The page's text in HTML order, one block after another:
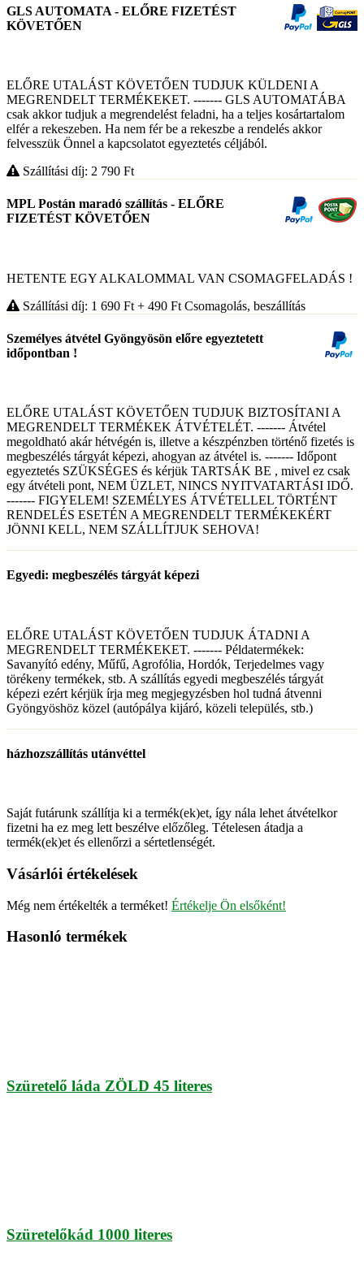
GLS AUTOMATA - ELŐRE FIZETÉST
KÖVETŐEN
ELŐRE UTALÁST KÖVETŐEN TUDJUK KÜLDENI A
MEGRENDELT TERMÉKEKET. ------- GLS AUTOMATÁBA
csak akkor tudjuk a megrendelést feladni, ha a teljes kosártartalom
elfér a rekeszeben. Ha nem fér be a rekeszbe a rendelés akkor
felvesszük Önnel a kapcsolatot egyeztetés céljából.
Szállítási díj: 2 790 Ft
MPL Postán maradó szállítás - ELŐRE
FIZETÉST KÖVETŐEN
HETENTE EGY ALKALOMMAL VAN CSOMAGFELADÁS !
Szállítási díj: 1 690 Ft + 490 Ft Csomagolás, beszállítás
Személyes átvétel Gyöngyösön előre egyeztetett
időpontban !
ELŐRE UTALÁST KÖVETŐEN TUDJUK BIZTOSÍTANI A
MEGRENDELT TERMÉKEK ÁTVÉTELÉT. ------- Átvétel
megoldható akár hétvégén is, illetve a készpénzben történő fizetés is
megbeszélés tárgyát képezi, ahogyan az átvétel is. ------- Időpont
egyeztetés SZÜKSÉGES és kérjük TARTSÁK BE , mivel ez csak
egy átvételi pont, NEM ÜZLET, NINCS NYITVATARTÁSI IDŐ.
------- FIGYELEM! SZEMÉLYES ÁTVÉTELLEL TÖRTÉNT
RENDELÉS ESETÉN A MEGRENDELT TERMÉKEKÉRT
JÖNNI KELL, NEM SZÁLLÍTJUK SEHOVA!
Egyedi: megbeszélés tárgyát képezi
ELŐRE UTALÁST KÖVETŐEN TUDJUK ÁTADNI A
MEGRENDELT TERMÉKEKET. ------- Példatermékek:
Savanyító edény, Műfű, Agrofólia, Hordók, Terjedelmes vagy
törékeny termékek, stb. A szállítás egyedi megbeszélés tárgyát
képezi ezért kérjük írja meg megjegyzésben hol tudná átvenni
Gyöngyöshöz közel (autópálya kijáró, közeli település, stb.)
házhozszállítás utánvéttel
Saját futárunk szállítja ki a termék(ek)et, így nála lehet átvételkor
fizetni ha ez meg lett beszélve előzőleg. Tételesen átadja a
termék(ek)et és ellenőrzi a sértetlenségét.
Vásárlói értékelések
Még nem értékelték a terméket! Értékelje Ön elsőként!
Hasonló termékek
Szüretelő láda ZÖLD 45 literes
Szüretelőkád 1000 literes